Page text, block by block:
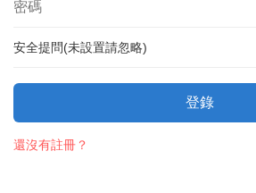
安全提問(未設置請忽略)
登錄
還沒有註冊？